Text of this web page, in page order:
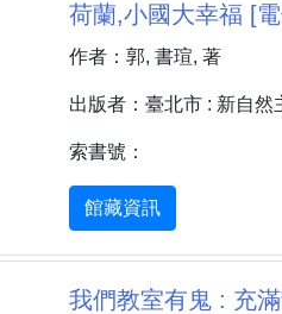
荷蘭,小國大幸福 [
作者：郭, 書瑄, 著
出版者：臺北市 : 新自
索書號：
館藏資訊
我們教室有鬼 : 充